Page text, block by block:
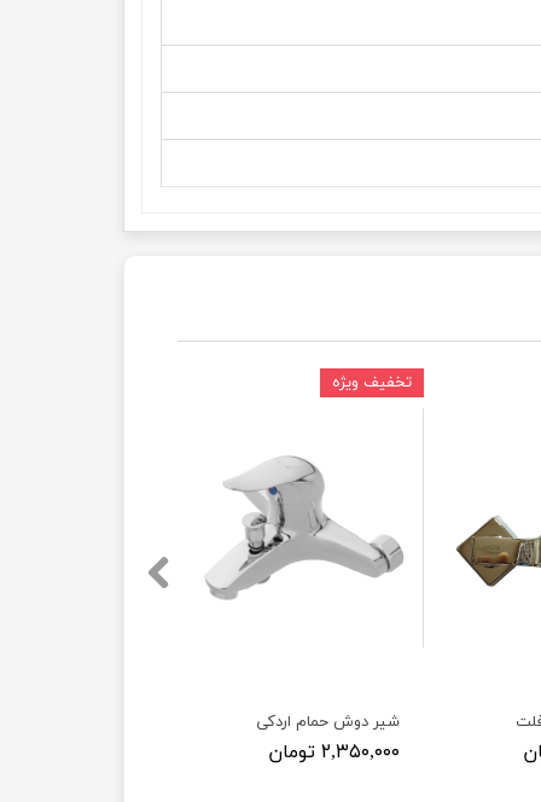
شیر دوش حمام اردکی
۲,۳۵۰,۰۰۰ تومان
تخفیف ویژه